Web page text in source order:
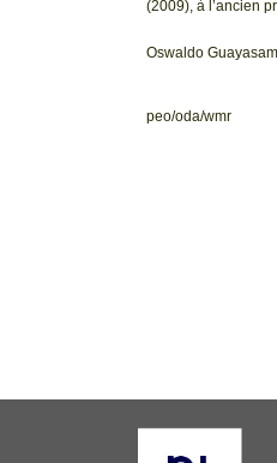
(2009), à l’ancien
Oswaldo
peo/oda/wmr